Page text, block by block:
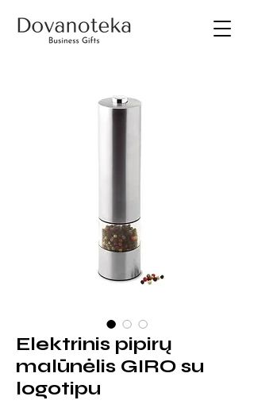
Elektrinis pipirų
malūnėlis GIRO su
logotipu